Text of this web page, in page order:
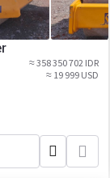
≈ 358 350 702 IDR
≈ 19 999 USD